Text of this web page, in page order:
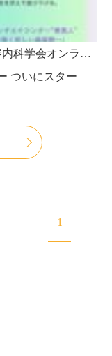
代表・武田淳也医師が講演を行います！
ついにスター
1